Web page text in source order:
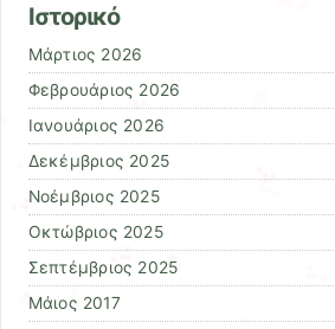
Ιστορικό
Μάρτιος 2026
Φεβρουάριος 2026
Ιανουάριος 2026
Δεκέμβριος 2025
Νοέμβριος 2025
Οκτώβριος 2025
Σεπτέμβριος 2025
Μάιος 2017